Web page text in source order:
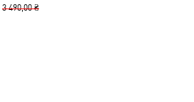
3 490,00 ₴